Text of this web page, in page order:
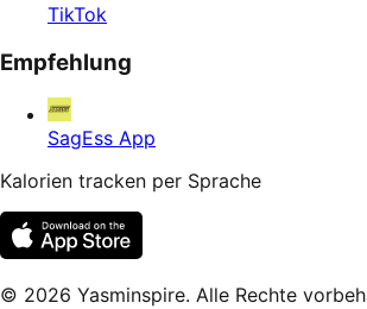
TikTok
Empfehlung
SagEss App
Kalorien tracken per Sprache
© 2026 Yasminspire. Alle Rechte